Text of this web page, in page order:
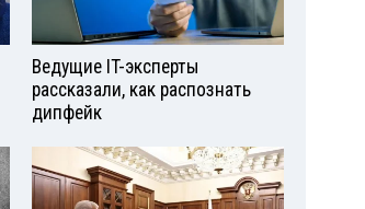
Ведущие IT-эксперты
рассказали, как распознать
дипфейк